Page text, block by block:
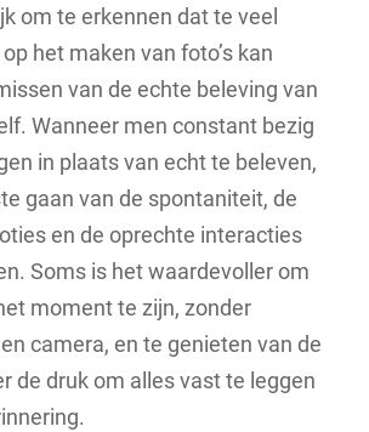
om te erkennen dat te veel
het maken van foto’s kan
van de echte beleving van
Wanneer men constant bezig
in plaats van echt te beleven,
gaan van de spontaniteit, de
en de oprechte interacties
Soms is het waardevoller om
moment te zijn, zonder
camera, en te genieten van de
de druk om alles vast te leggen